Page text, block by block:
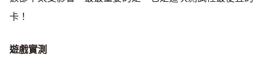
卡！
遊戲實測